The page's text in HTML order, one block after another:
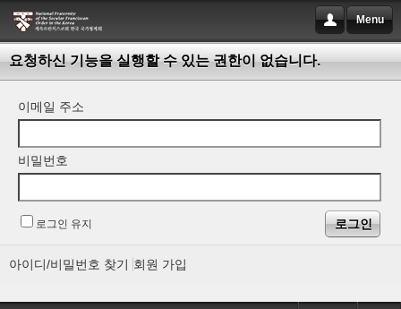
Menu
요청하신 기능을 실행할 수 있는 권한이 없습니다.
이메일 주소
비밀번호
로그인 유지
아이디/비밀번호 찾기 회원 가입